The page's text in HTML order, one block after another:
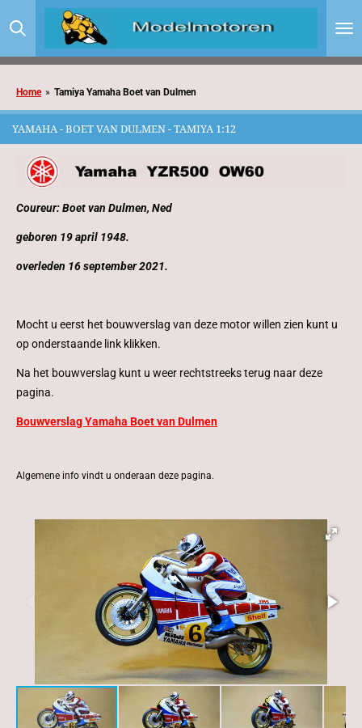
direct
de
Home » Tamiya Yamaha Boet van Dulmen
YAMAHA - BOET VAN DULMEN - TAMIYA 1:12
Coureur: Boet van Dulmen, Ned
geboren 19 april 1948.
overleden 16 september 2021.
Mocht u eerst het bouwverslag van deze motor willen zien kunt u
op onderstaande link klikken.
Na het bouwverslag kunt u weer rechtstreeks terug naar deze
pagina.
Bouwverslag Yamaha Boet van Dulmen
Algemene info vindt u onderaan deze pagina.